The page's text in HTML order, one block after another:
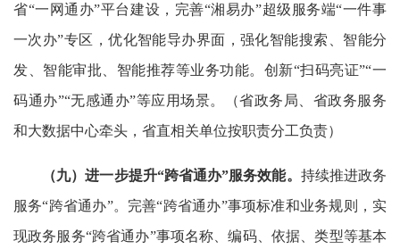
省“一网通办”平台建设，完善“湘易办”超级服务端“一件事
一次办”专区，优化智能导办界面，强化智能搜索、智能分
发、智能审批、智能推荐等业务功能。创新“扫码亮证”“一
码通办”“无感通办”等应用场景。（省政务局、省政务服务
和大数据中心牵头，省直相关单位按职责分工负责）
（九）进一步提升“跨省通办”服务效能。 持续推进政务
服务“跨省通办”。完善“跨省通办”事项标准和业务规则，实
现政务服务“跨省通办”事项名称、编码、依据、类型等基本